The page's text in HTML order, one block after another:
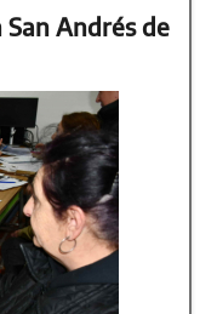
Andrés de